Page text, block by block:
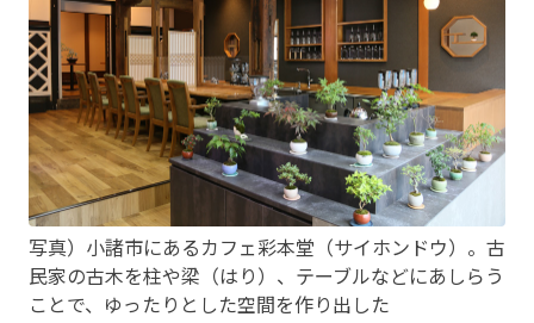
写真）小諸市にあるカフェ彩本堂（サイホンドウ）。古
民家の古木を柱や梁（はり）、テーブルなどにあしらう
ことで、ゆったりとした空間を作り出した